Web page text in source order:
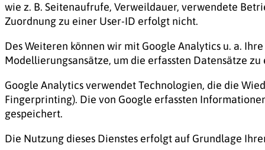
wie z. B. Seitenaufrufe, Verweildauer, verwendete
Zuordnung zu einer User-ID erfolgt nicht.
Des Weiteren können wir mit Google Analytics u. a.
Modellierungsansätze, um die erfassten Datensätze
Google Analytics verwendet Technologien, die die
Fingerprinting). Die von Google erfassten
gespeichert.
Die Nutzung dieses Dienstes erfolgt auf Grundlage